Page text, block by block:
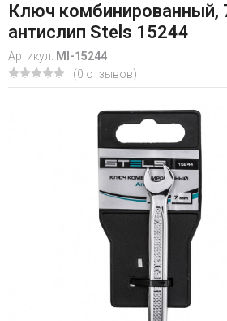
Ключ комбинированный,
антислип Stels 15244
Артикул: MI-15244
(0 отзывов)